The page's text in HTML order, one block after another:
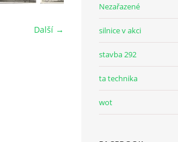
Další →
Nezařazené
silnice v akci
stavba 292
ta technika
wot